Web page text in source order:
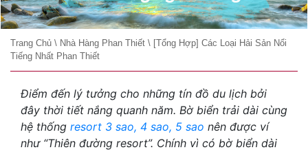
Trang Chủ \ Nhà Hàng Phan Thiết \ [Tổng Hợp] Các Loại Hải Sản Nổi
Tiếng Nhất Phan Thiết
Điểm đến lý tưởng cho những tín đồ du lịch bởi
đây thời tiết nắng quanh năm. Bờ biển trải dài cùng
hệ thống resort 3 sao, 4 sao, 5 sao nên được ví
như “Thiên đường resort”. Chính vì có bờ biển dài